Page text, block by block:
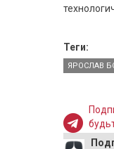
Теги:
ЯРОСЛАВ